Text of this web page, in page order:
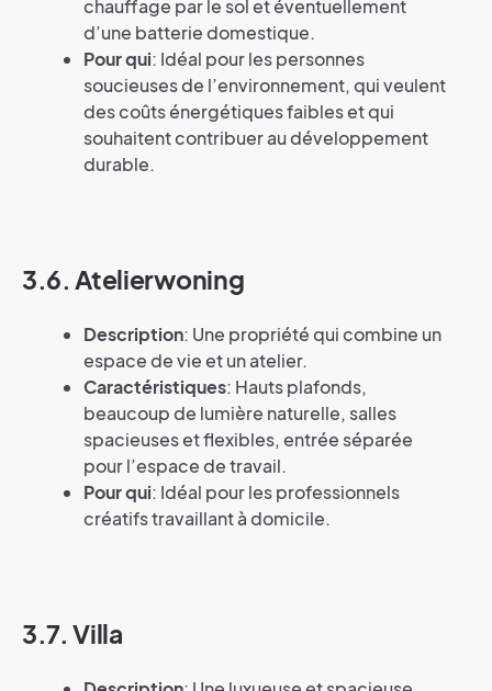
chauffage par le sol et éventuellement
d’une batterie domestique.
Pour qui: Idéal pour les personnes
soucieuses de l’environnement, qui veulent
des coûts énergétiques faibles et qui
souhaitent contribuer au développement
durable.
3.6. Atelierwoning
Description: Une propriété qui combine un
espace de vie et un atelier.
Caractéristiques: Hauts plafonds,
beaucoup de lumière naturelle, salles
spacieuses et flexibles, entrée séparée
pour l’espace de travail.
Pour qui: Idéal pour les professionnels
créatifs travaillant à domicile.
3.7. Villa